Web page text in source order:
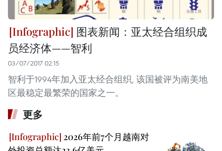
图表新闻：亚太经合组织成
员经济体——智利
03/07/2017 02:15
智利于1994年加入亚太经合组织, 该国被评为南美地
区最稳定最繁荣的国家之一。
更多
2026年前7个月越南对